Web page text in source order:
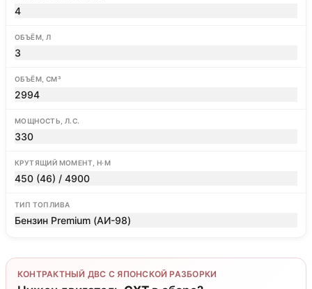
4
ОБЪЁМ, Л
3
ОБЪЁМ, СМ³
2994
МОЩНОСТЬ, Л.С.
330
КРУТЯЩИЙ МОМЕНТ, Н·М
450 (46) / 4900
ТИП ТОПЛИВА
Бензин Premium (АИ-98)
КОНТРАКТНЫЙ ДВС С ЯПОНСКОЙ РАЗБОРКИ